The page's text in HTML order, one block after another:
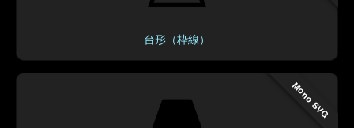
台形（枠線）
Mono SVG